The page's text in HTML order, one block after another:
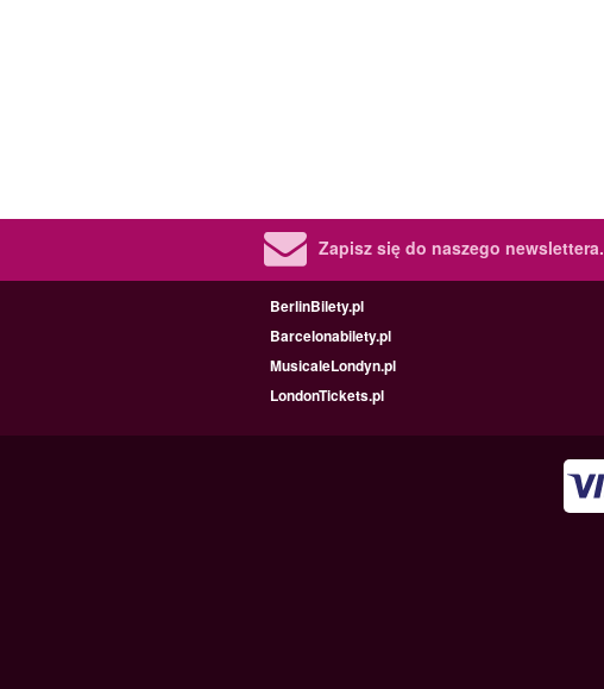
Zapisz się do naszego newslettera.
BerlinBilety.pl
Barcelonabilety.pl
MusicaleLondyn.pl
LondonTickets.pl